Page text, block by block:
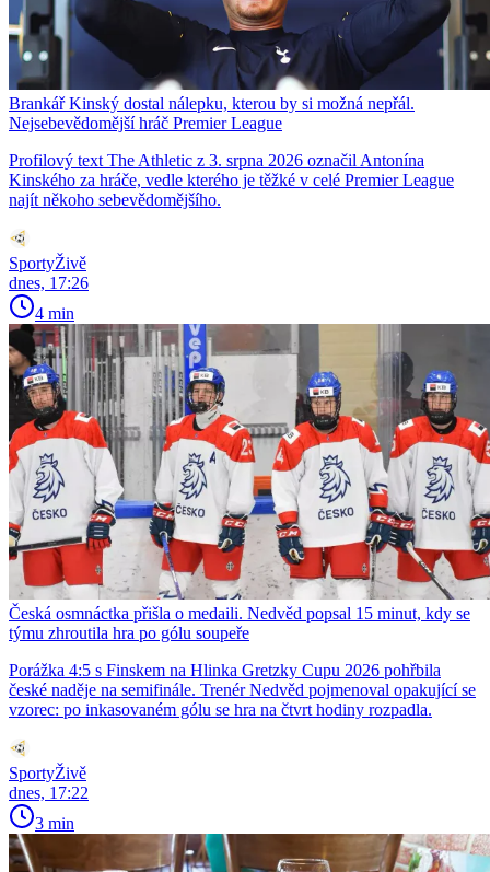
Brankář Kinský dostal nálepku, kterou by si možná nepřál.
Nejsebevědomější hráč Premier League
Profilový text The Athletic z 3. srpna 2026 označil Antonína
Kinského za hráče, vedle kterého je těžké v celé Premier League
najít někoho sebevědomějšího.
SportyŽivě
dnes, 17:26
4 min
Česká osmnáctka přišla o medaili. Nedvěd popsal 15 minut, kdy se
týmu zhroutila hra po gólu soupeře
Porážka 4:5 s Finskem na Hlinka Gretzky Cupu 2026 pohřbila
české naděje na semifinále. Trenér Nedvěd pojmenoval opakující se
vzorec: po inkasovaném gólu se hra na čtvrt hodiny rozpadla.
SportyŽivě
dnes, 17:22
3 min